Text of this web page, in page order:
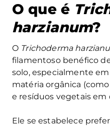
O que é
harzianum?
O Trichoderma
filamentoso benéfico
solo, especialmente
matéria orgânica
e resíduos vegetais em
Ele se estabelece